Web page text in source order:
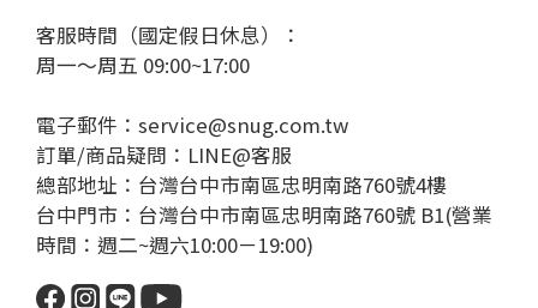
客服時間（國定假日休息）：
周一～周五 09:00~17:00
電子郵件：service@snug.com.tw
訂單/商品疑問： LINE@客服
總部地址：台灣台中市南區忠明南路760號4樓
台中門市：台灣台中市南區忠明南路760號 B1(營業
時間：週二~週六10:00－19:00)